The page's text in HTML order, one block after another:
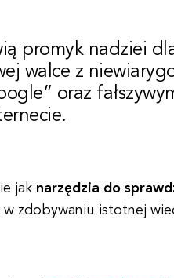
promyk nadziei
walce z
oraz
jak narzędzia do
zdobywaniu istotnej